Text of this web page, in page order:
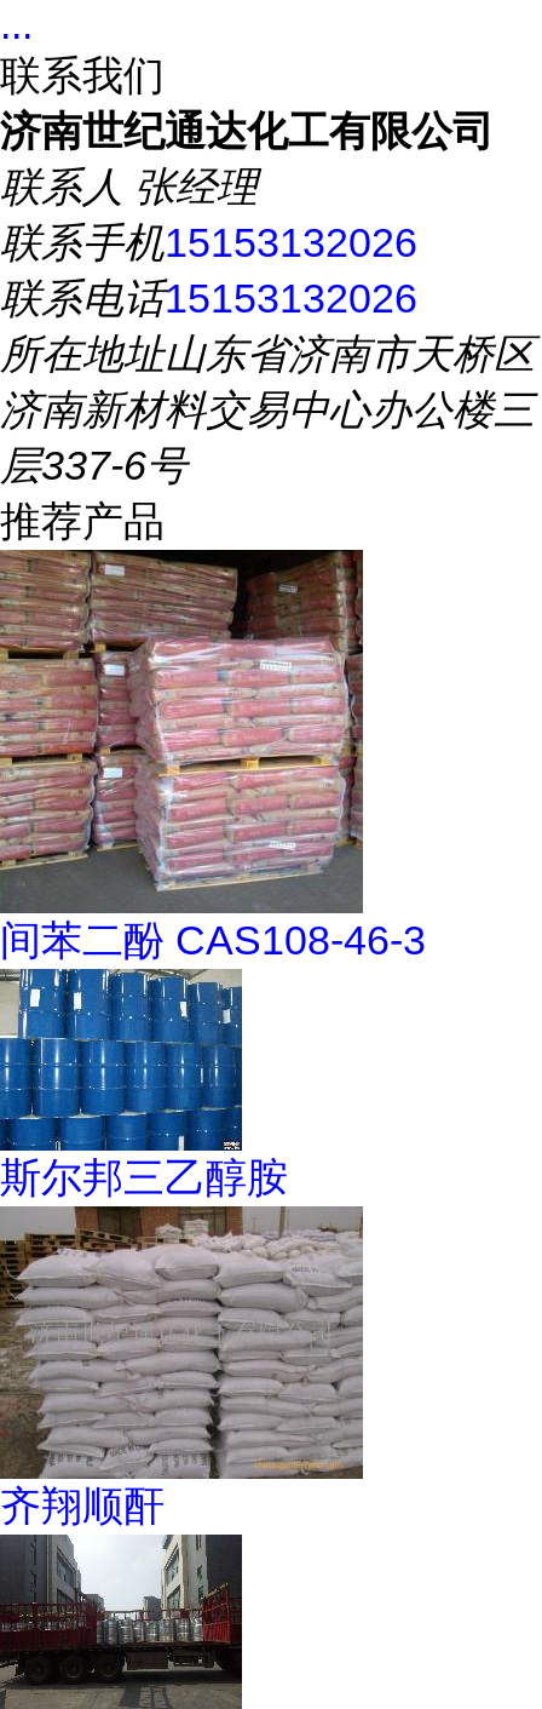
...
联系我们
济南世纪通达化工有限公司
联系人 张经理
联系手机15153132026
联系电话15153132026
所在地址山东省济南市天桥区
济南新材料交易中心办公楼三
层337-6号
推荐产品
间苯二酚 CAS108-46-3
斯尔邦三乙醇胺
齐翔顺酐